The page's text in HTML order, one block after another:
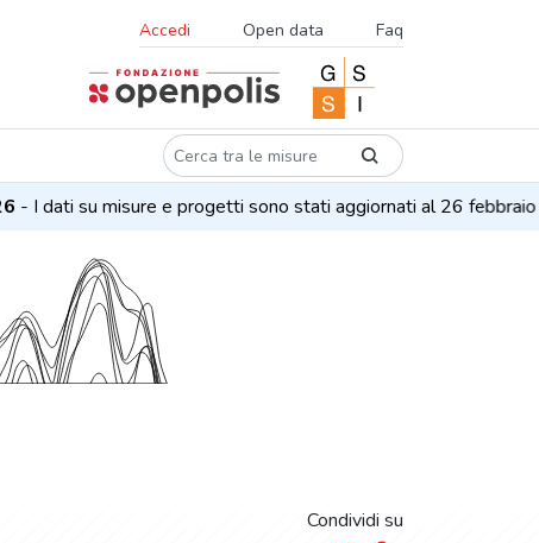
Accedi Open data Faq
dati su misure e progetti sono stati aggiornati al 26 febbraio
Condividi su